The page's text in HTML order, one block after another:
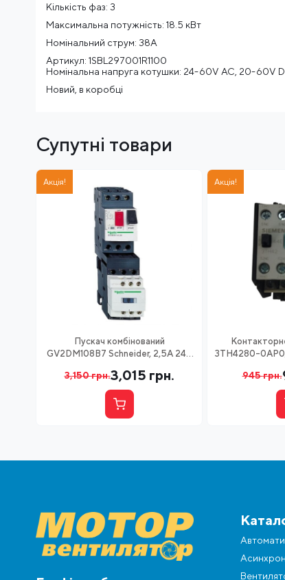
Кількість фаз: 3
Максимальна потужність: 18.5 кВт
Номінальний струм: 38A
Артикул: 1SBL297001R1100
Номінальна напруга котушки: 24-60V AC, 20-60V
Новий, в коробці
Супутні товари
Акція!
Пускач комбінований
GV2DM108B7 Schneider, 2,5А 24V
3,150грн.3,015 грн.
Акція!
3TH4280-
945грн.
Автомати